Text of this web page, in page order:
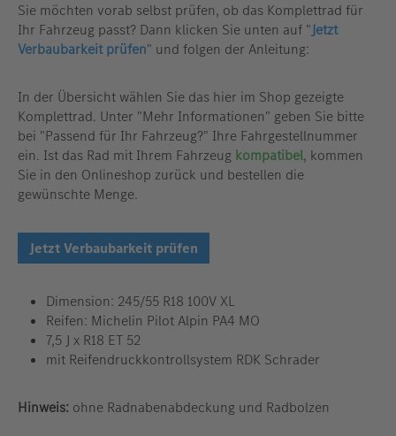
Sie möchten vorab selbst prüfen, ob das Komplettrad für
Ihr Fahrzeug passt? Dann klicken Sie unten auf "Jetzt
Verbaubarkeit prüfen" und folgen der Anleitung:
In der Übersicht wählen Sie das hier im Shop gezeigte
Komplettrad. Unter "Mehr Informationen" geben Sie bitte
bei "Passend für Ihr Fahrzeug?" Ihre Fahrgestellnummer
ein. Ist das Rad mit Ihrem Fahrzeug kompatibel, kommen
Sie in den Onlineshop zurück und bestellen die
gewünschte Menge.
Jetzt Verbaubarkeit prüfen
Dimension: 245/55 R18 100V XL
Reifen: Michelin Pilot Alpin PA4 MO
7,5 J x R18 ET 52
mit Reifendruckkontrollsystem RDK Schrader
Hinweis: ohne Radnabenabdeckung und Radbolzen